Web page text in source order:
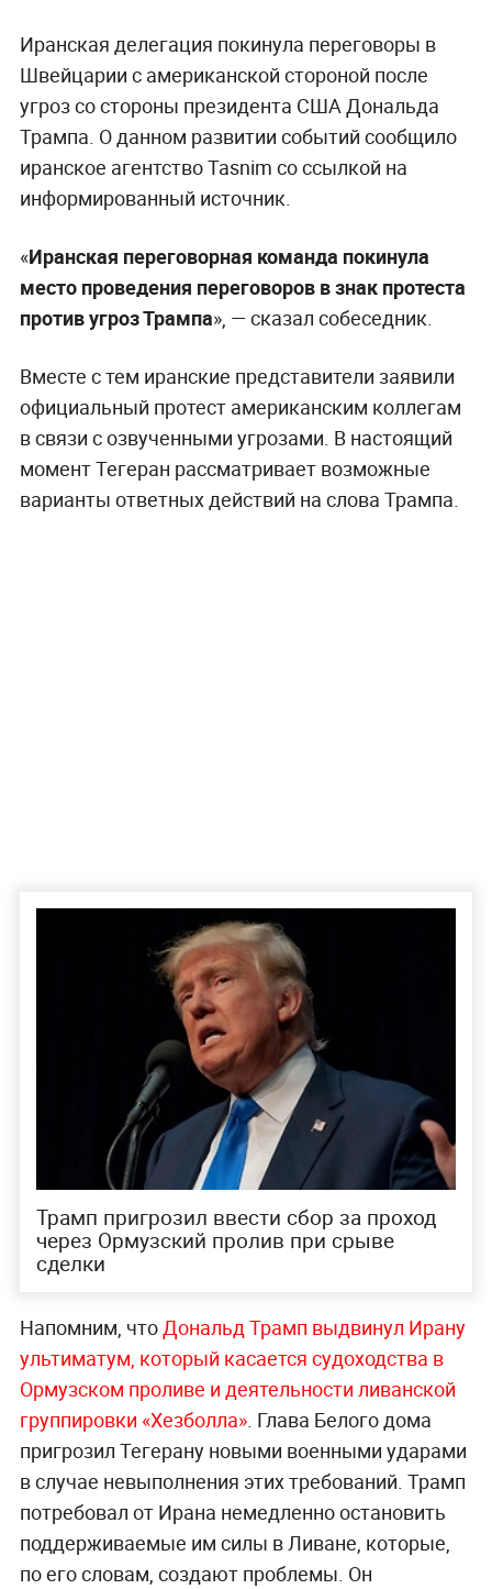
Иранская делегация покинула переговоры в
Швейцарии с американской стороной после
угроз со стороны президента США Дональда
Трампа. О данном развитии событий сообщило
иранское агентство Tasnim со ссылкой на
информированный источник.
«Иранская переговорная команда покинула
место проведения переговоров в знак протеста
против угроз Трампа», — сказал собеседник.
Вместе с тем иранские представители заявили
официальный протест американским коллегам
в связи с озвученными угрозами. В настоящий
момент Тегеран рассматривает возможные
варианты ответных действий на слова Трампа.
Трамп пригрозил ввести сбор за проход
через Ормузский пролив при срыве
сделки
Напомним, что Дональд Трамп выдвинул Ирану
ультиматум, который касается судоходства в
Ормузском проливе и деятельности ливанской
группировки «Хезболла». Глава Белого дома
пригрозил Тегерану новыми военными ударами
в случае невыполнения этих требований. Трамп
потребовал от Ирана немедленно остановить
поддерживаемые им силы в Ливане, которые,
по его словам, создают проблемы. Он